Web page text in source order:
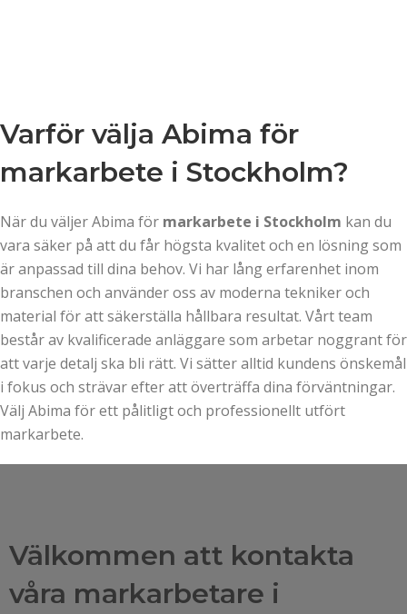
Varför välja Abima för
markarbete i Stockholm?
När du väljer Abima för markarbete i Stockholm kan du
vara säker på att du får högsta kvalitet och en lösning som
är anpassad till dina behov. Vi har lång erfarenhet inom
branschen och använder oss av moderna tekniker och
material för att säkerställa hållbara resultat. Vårt team
består av kvalificerade anläggare som arbetar noggrant för
att varje detalj ska bli rätt. Vi sätter alltid kundens önskemål
i fokus och strävar efter att överträffa dina förväntningar.
Välj Abima för ett pålitligt och professionellt utfört
markarbete.
Välkommen att kontakta
våra markarbetare i